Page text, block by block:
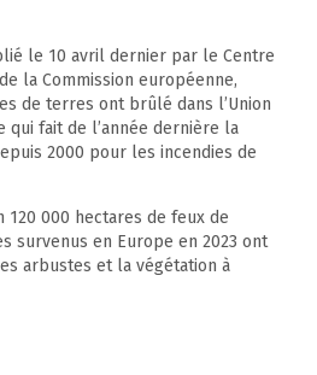
le 10 avril dernier par le Centre
la Commission européenne,
de terres ont brûlé dans l’Union
qui fait de l’année dernière la
2000 pour les incendies de
120 000 hectares de feux de
survenus en Europe en 2023 ont
arbustes et la végétation à